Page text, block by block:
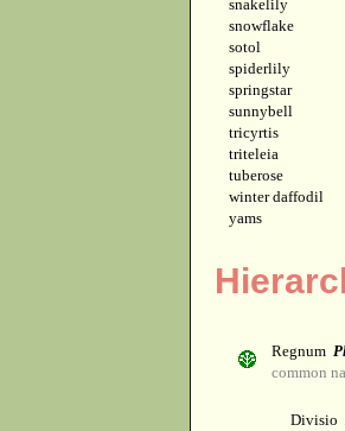
snakelily
snowflake
sotol
spiderlily
springstar
sunnybell
tricyrtis
triteleia
tuberose
winter daffodil
yams
Regnum
common
Divisio